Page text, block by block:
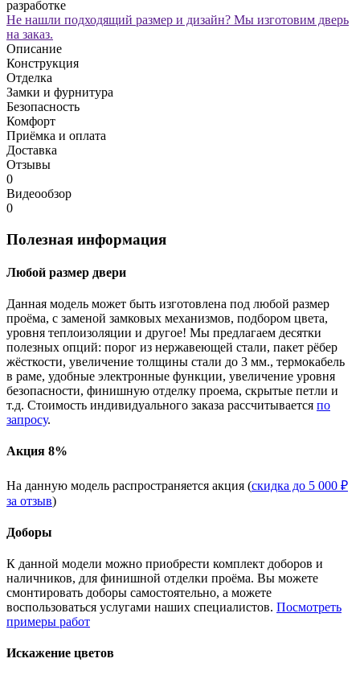
разработке
Не нашли подходящий размер и дизайн? Мы изготовим дверь
на заказ.
Описание
Конструкция
Отделка
Замки и фурнитура
Безопасность
Комфорт
Приёмка и оплата
Доставка
Отзывы
0
Видеообзор
0
Полезная информация
Любой размер двери
Данная модель может быть изготовлена под любой размер
проёма, с заменой замковых механизмов, подбором цвета,
уровня теплоизоляции и другое! Мы предлагаем десятки
полезных опций: порог из нержавеющей стали, пакет рёбер
жёсткости, увеличение толщины стали до 3 мм., термокабель
в раме, удобные электронные функции, увеличение уровня
безопасности, финишную отделку проема, скрытые петли и
т.д. Стоимость индивидуального заказа рассчитывается по
запросу.
Акция 8%
На данную модель распространяется акция (скидка до 5 000 ₽
за отзыв)
Доборы
К данной модели можно приобрести комплект доборов и
наличников, для финишной отделки проёма. Вы можете
смонтировать доборы самостоятельно, а можете
воспользоваться услугами наших специалистов. Посмотреть
примеры работ
Искажение цветов